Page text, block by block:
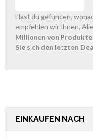
Hast du gefunden,
empfehlen wir Ihnen,
Millionen von
Sie sich den letzten
EINKAUFEN NACH